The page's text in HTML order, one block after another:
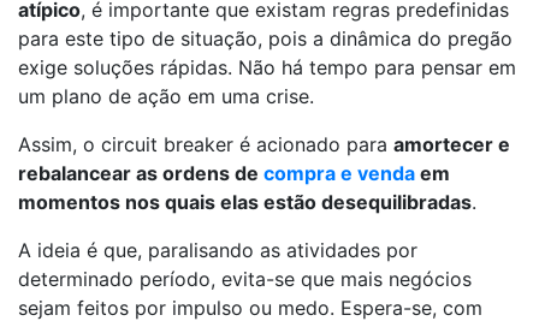
atípico, é importante que existam regras predefinidas
para este tipo de situação, pois a dinâmica do pregão
exige soluções rápidas. Não há tempo para pensar em
um plano de ação em uma crise.
Assim, o circuit breaker é acionado para amortecer e
rebalancear as ordens de compra e venda em
momentos nos quais elas estão desequilibradas.
A ideia é que, paralisando as atividades por
determinado período, evita-se que mais negócios
sejam feitos por impulso ou medo. Espera-se, com